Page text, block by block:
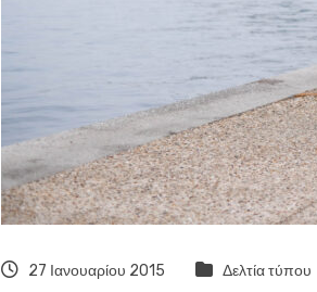
27 Ιανουαρίου 2015 Δελτία τύπου